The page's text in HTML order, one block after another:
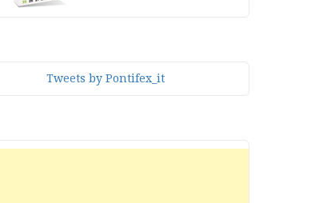
Tweets by Pontifex_it